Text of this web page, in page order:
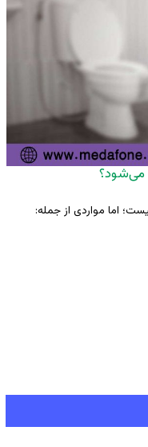
می‌شود؟
اما مواردی از جمله: